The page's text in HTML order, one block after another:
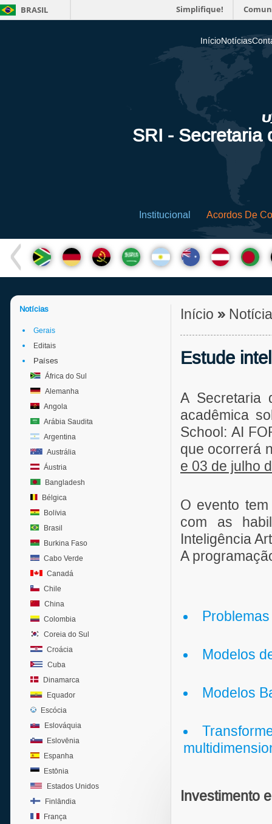
BRASIL Simplifique!
InícioNotícias
SRI - Secretaria
Institucional Acordos De
Notícias
Gerais
Editais
Países
África do Sul
Alemanha
Angola
Arábia Saudita
Argentina
Austrália
Áustria
Bangladesh
Bélgica
Bolívia
Brasil
Burkina Faso
Cabo Verde
Canadá
Chile
China
Colombia
Coreia do Sul
Croácia
Cuba
Dinamarca
Equador
Escócia
Eslováquia
Eslovênia
Espanha
Estônia
Estados Unidos
Finlândia
França
Início »
Estude
A Secretaria
acadêmica
School: AI
que ocorrerá
e 03 de julho
O evento
com as
Inteligência
A
Modelos
Modelos
Investimento